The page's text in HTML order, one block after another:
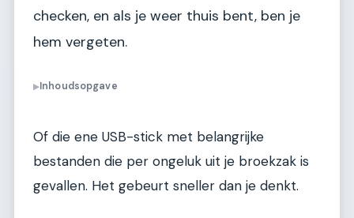
checken, en als je weer thuis bent, ben je
hem vergeten.
▶Inhoudsopgave
Of die ene USB-stick met belangrijke
bestanden die per ongeluk uit je broekzak is
gevallen. Het gebeurt sneller dan je denkt.